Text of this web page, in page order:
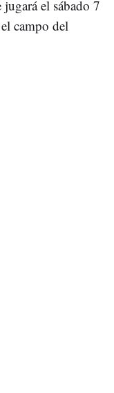
el sábado 7
campo del